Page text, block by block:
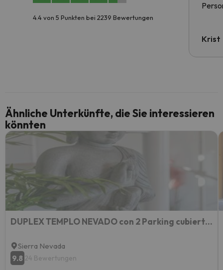
4.4 von 5 Punkten bei 2239 Bewertungen
Krist
Ähnliche Unterkünfte, die Sie interessieren
könnten
DUPLEX TEMPLO NEVADO con 2 Parking cubiertos gratis
Sierra Nevada
9.8 24 Bewertungen